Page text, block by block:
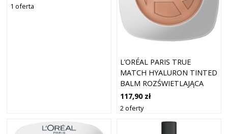
1 oferta
L’ORÉAL PARIS TRUE
MATCH HYALURON TINTED
BALM ROZŚWIETLAJĄCA
BAZA DO UJEDNOLICENIA
KOLORYTU SKÓRY ODCIEŃ
5 MEDIUM 8 G
117,90 zł
2 oferty